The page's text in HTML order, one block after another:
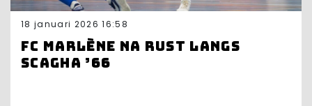
18 januari 2026 16:58
FC Marlène na rust langs
Scagha ’66